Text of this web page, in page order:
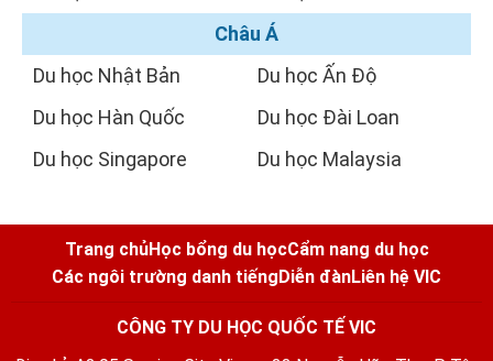
Châu Á
Du học Nhật Bản
Du học Hàn Quốc
Du học Singapore
Du học Ấn Độ
Du học Đài Loan
Du học Malaysia
Trang chủHọc bổng du họcCẩm nang du học
Các ngôi trường danh tiếng Diễn đànLiên hệ VIC
CÔNG TY DU HỌC QUỐC TẾ VIC